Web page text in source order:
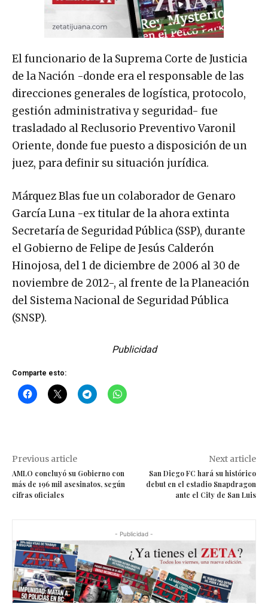
El funcionario de la Suprema Corte de Justicia
de la Nación -donde era el responsable de las
direcciones generales de logística, protocolo,
gestión administrativa y seguridad- fue
trasladado al Reclusorio Preventivo Varonil
Oriente, donde fue puesto a disposición de un
juez, para definir su situación jurídica.
Márquez Blas fue un colaborador de Genaro
García Luna -ex titular de la ahora extinta
Secretaría de Seguridad Pública (SSP), durante
el Gobierno de Felipe de Jesús Calderón
Hinojosa, del 1 de diciembre de 2006 al 30 de
noviembre de 2012-, al frente de la Planeación
del Sistema Nacional de Seguridad Pública
(SNSP).
Publicidad
Comparte esto:
Previous article
AMLO concluyó su Gobierno con
más de 196 mil asesinatos, según
cifras oficiales
Next article
San Diego FC hará su histórico
debut en el estadio Snapdragon
ante el City de San Luis
- Publicidad -